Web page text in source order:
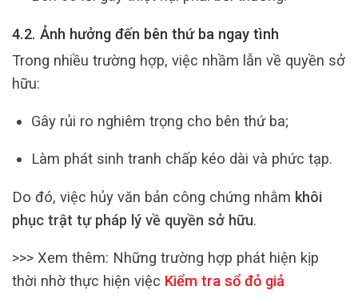
4.2. Ảnh hưởng đến bên thứ ba ngay tình
Trong nhiều trường hợp, việc nhầm lẫn về quyền sở
hữu:
Gây rủi ro nghiêm trọng cho bên thứ ba;
Làm phát sinh tranh chấp kéo dài và phức tạp.
Do đó, việc hủy văn bản công chứng nhằm khôi
phục trật tự pháp lý về quyền sở hữu.
>>> Xem thêm: Những trường hợp phát hiện kịp
thời nhờ thực hiện việc Kiểm tra sổ đỏ giả